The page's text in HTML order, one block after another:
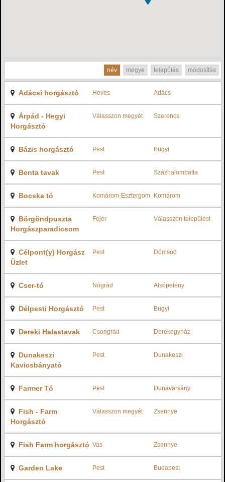
módosítás
település
megye
név
Adácsi horgásztó Heves Adács
Árpád - Hegyi
Horgásztó
Válasszon megyét Szerencs
Bázis horgásztó Pest Bugyi
Benta tavak Pest Százhalombatta
Bocska tó Komárom-Esztergom Komárom
Börgöndpuszta
Horgászparadicsom
Fejér Válasszon települést
Célpont(y) Horgász
Üzlet
Pest Dömsöd
Cser-tó Nógrád Alsópetény
Délpesti Horgásztó Pest Bugyi
Dereki Halastavak Csongrád Derekegyház
Dunakeszi
Kavicsbányató
Pest Dunakeszi
Farmer Tó Pest Dunavarsány
Fish - Farm
Horgásztó
Válasszon megyét Zsennye
Fish Farm horgásztó Vas Zsennye
Garden Lake Pest Budapest